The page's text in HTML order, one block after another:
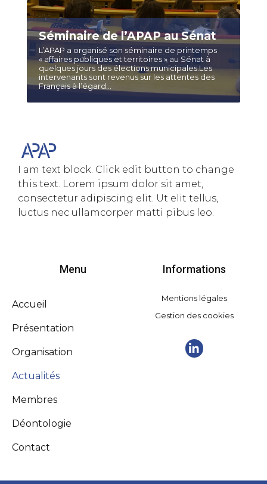
Séminaire de l’APAP au Sénat
L’APAP a organisé son séminaire de printemps
« affaires publiques et territoires » au Sénat à
quelques jours des élections municipales.Les
intervenants sont revenus sur les attentes des
Français à l’égard...
I am text block. Click edit button to change
this text. Lorem ipsum dolor sit amet,
consectetur adipiscing elit. Ut elit tellus,
luctus nec ullamcorper matti pibus leo.
Menu
Accueil
Présentation
Organisation
Actualités
Membres
Déontologie
Contact
Informations
Mentions légales
Gestion des cookies